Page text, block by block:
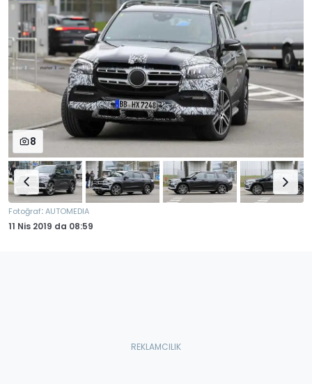
8
Fotoğraf:AUTOMEDIA
11 Nis 2019 da 08:59